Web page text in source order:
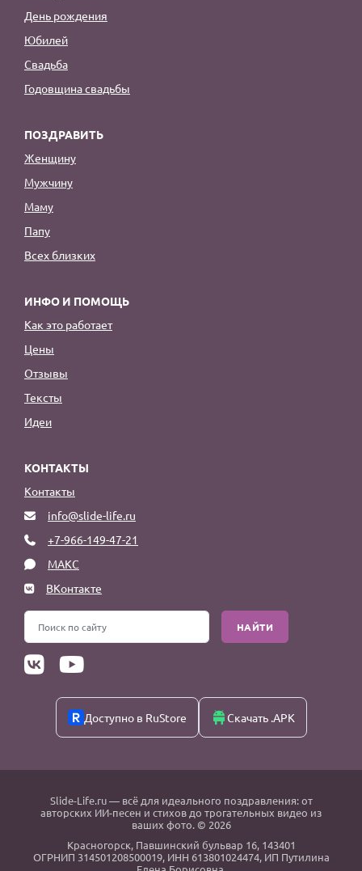
День рождения
Юбилей
Свадьба
Годовщина свадьбы
ПОЗДРАВИТЬ
Женщину
Мужчину
Маму
Папу
Всех близких
ИНФО И ПОМОЩЬ
Как это работает
Цены
Отзывы
Тексты
Идеи
КОНТАКТЫ
Контакты
info@slide-life.ru
+7-966-149-47-21
МАКС
ВКонтакте
НАЙТИ
Доступно в RuStore Скачать .APK
Slide-Life.ru— всё для идеального поздравления: от
авторских ИИ-песен и стихов до трогательных видео из
ваших фото. © 2026
Красногорск, Павшинский бульвар 16, 143401
ОГРНИП 314501208500019, ИНН 613801024474, ИП Путилина